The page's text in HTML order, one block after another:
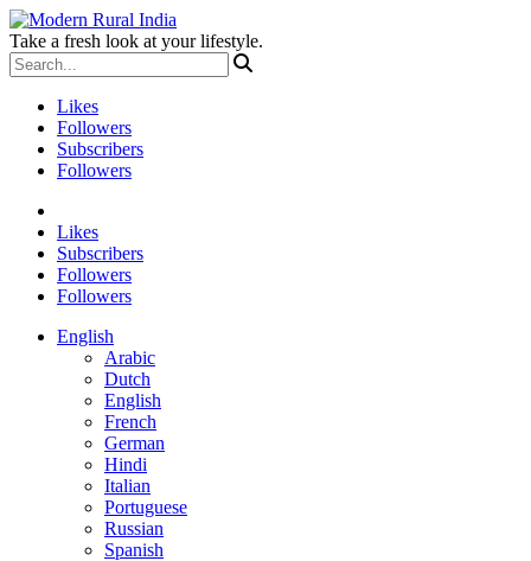
Take a fresh look at your lifestyle.
Likes
Followers
Subscribers
Followers
Likes
Subscribers
Followers
Followers
English
Arabic
Dutch
English
French
German
Hindi
Italian
Portuguese
Russian
Spanish